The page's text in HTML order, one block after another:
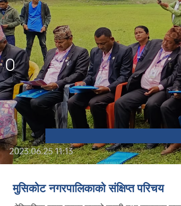
मुसिकोट नगरपालिकाको संक्षिप्त परिचय